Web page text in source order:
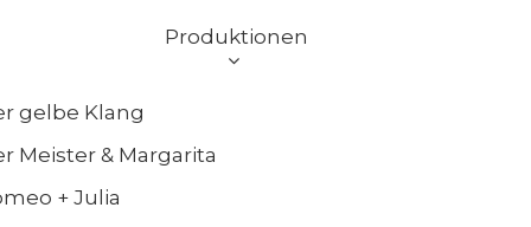
Produktionen
gelbe Klang
Meister & Margarita
+ Julia